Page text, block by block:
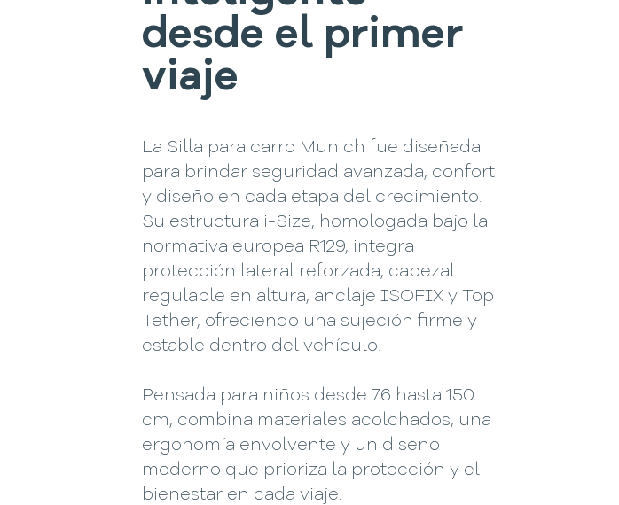
desde el primer
viaje
La Silla para carro Munich fue diseñada
para brindar seguridad avanzada, confort
y diseño en cada etapa del crecimiento.
Su estructura i-Size, homologada bajo la
normativa europea R129, integra
protección lateral reforzada, cabezal
regulable en altura, anclaje ISOFIX y Top
Tether, ofreciendo una sujeción firme y
estable dentro del vehículo.
Pensada para niños desde 76 hasta 150
cm, combina materiales acolchados, una
ergonomía envolvente y un diseño
moderno que prioriza la protección y el
bienestar en cada viaje.